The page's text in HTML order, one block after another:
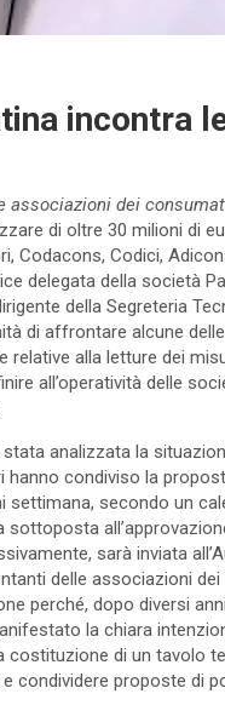
incontra
associazioni dei
di oltre 30 milioni di
Codacons, Codici,
delegata della società
della Segreteria
di affrontare alcune
relative alla letture dei
all’operatività delle
analizzata la
condiviso la
settimana, secondo un
sarà inviata
delle associazioni
perché, dopo diversi
la chiara
costituzione di un tavolo
condividere proposte di